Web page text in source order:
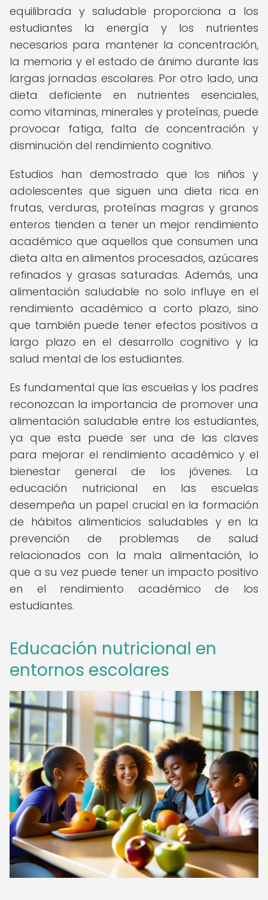
equilibrada y saludable proporciona a los
estudiantes la energía y los nutrientes
necesarios para mantener la concentración,
la memoria y el estado de ánimo durante las
largas jornadas escolares. Por otro lado, una
dieta deficiente en nutrientes esenciales,
como vitaminas, minerales y proteínas, puede
provocar fatiga, falta de concentración y
disminución del rendimiento cognitivo.
Estudios han demostrado que los niños y
adolescentes que siguen una dieta rica en
frutas, verduras, proteínas magras y granos
enteros tienden a tener un mejor rendimiento
académico que aquellos que consumen una
dieta alta en alimentos procesados, azúcares
refinados y grasas saturadas. Además, una
alimentación saludable no solo influye en el
rendimiento académico a corto plazo, sino
que también puede tener efectos positivos a
largo plazo en el desarrollo cognitivo y la
salud mental de los estudiantes.
Es fundamental que las escuelas y los padres
reconozcan la importancia de promover una
alimentación saludable entre los estudiantes,
ya que esta puede ser una de las claves
para mejorar el rendimiento académico y el
bienestar general de los jóvenes. La
educación nutricional en las escuelas
desempeña un papel crucial en la formación
de hábitos alimenticios saludables y en la
prevención de problemas de salud
relacionados con la mala alimentación, lo
que a su vez puede tener un impacto positivo
en el rendimiento académico de los
estudiantes.
Educación nutricional en
entornos escolares